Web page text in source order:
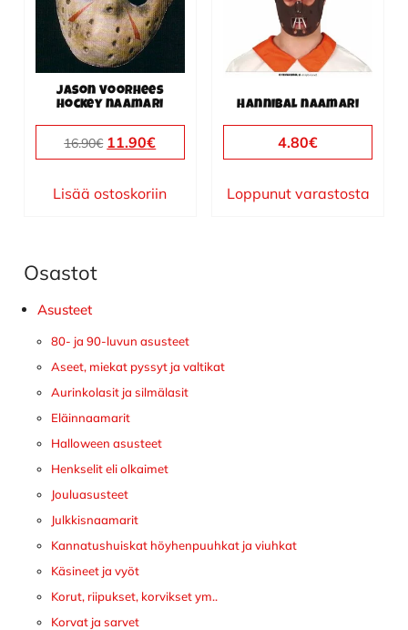
Jason Voorhees
hockey naamari
16.90€ Alkuperäinen
hinta
oli:
11.90€Nykyinen
hinta
on:
Lisää ostoskoriin
Hannibal naamari
4.80€
Loppunut varastosta
Ensisijainen
sivupalkki
Osastot
Asusteet
80- ja 90-luvun asusteet
Aseet, miekat pyssyt ja valtikat
Aurinkolasit ja silmälasit
Eläinnaamarit
Halloween asusteet
Henkselit eli olkaimet
Jouluasusteet
Julkkisnaamarit
Kannatushuiskat höyhenpuuhkat ja viuhkat
Käsineet ja vyöt
Korut, riipukset, korvikset ym..
Korvat ja sarvet